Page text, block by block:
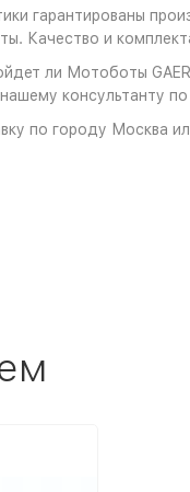
гарантированы
Качество и
ли Мотоботы
консультанту
по городу Москва